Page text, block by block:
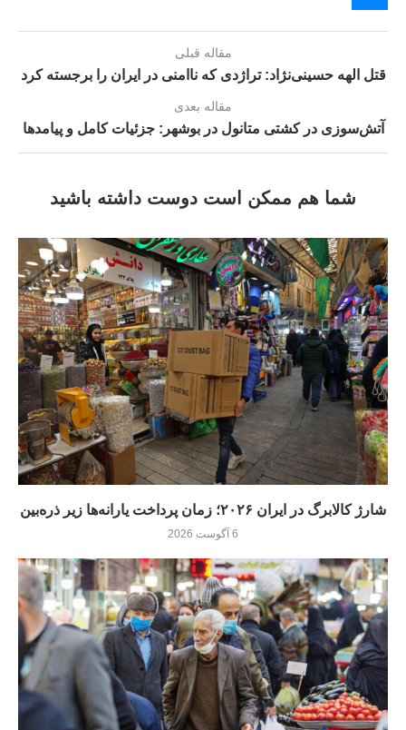
مقاله قبلی
قتل الهه حسینی‌نژاد: تراژدی که ناامنی در ایران را برجسته کرد
مقاله بعدی
آتش‌سوزی در کشتی متانول در بوشهر: جزئیات کامل و پیامدها
شما هم ممکن است دوست داشته باشید
شارژ کالابرگ در ایران ۲۰۲۶؛ زمان پرداخت یارانه‌ها زیر ذره‌بین
6 آگوست 2026